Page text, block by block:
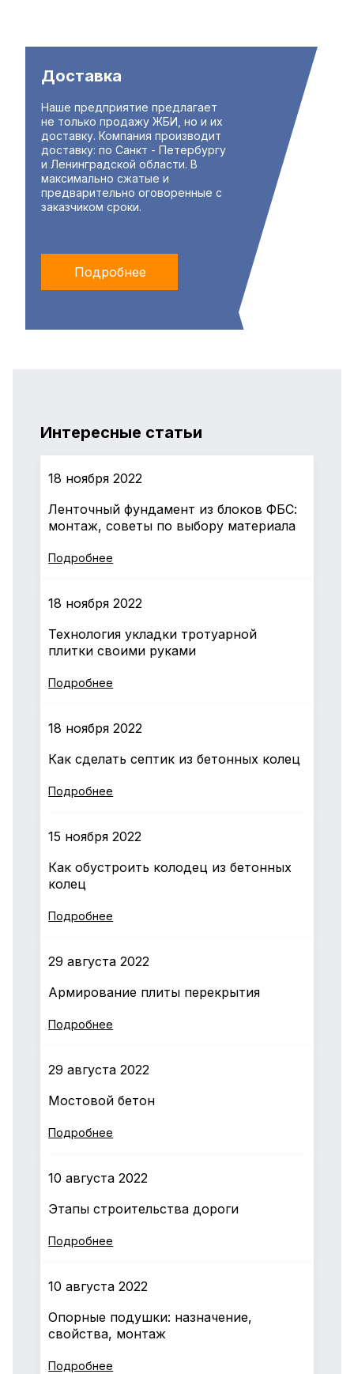
Доставка
Наше предприятие предлагает
не только продажу ЖБИ, но и их
доставку. Компания производит
доставку: по Санкт - Петербургу
и Ленинградской области. В
максимально сжатые и
предварительно оговоренные с
заказчиком сроки.
Подробнее
Интересные статьи
18 ноября 2022
Ленточный фундамент из блоков ФБС:
монтаж, советы по выбору материала
Подробнее
18 ноября 2022
Технология укладки тротуарной
плитки своими руками
Подробнее
18 ноября 2022
Как сделать септик из бетонных колец
Подробнее
15 ноября 2022
Как обустроить колодец из бетонных
колец
Подробнее
29 августа 2022
Армирование плиты перекрытия
Подробнее
29 августа 2022
Мостовой бетон
Подробнее
10 августа 2022
Этапы строительства дороги
Подробнее
10 августа 2022
Опорные подушки: назначение,
свойства, монтаж
Подробнее